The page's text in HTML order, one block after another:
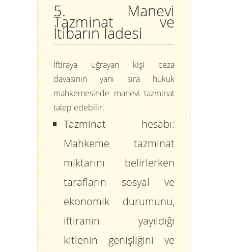
5. Manevi
Tazminat ve
İtibarın İadesi
İftiraya uğrayan kişi ceza
davasının yanı sıra hukuk
mahkemesinde manevi tazminat
talep edebilir:
Tazminat hesabı:
Mahkeme tazminat
miktarını belirlerken
tarafların sosyal ve
ekonomik durumunu,
iftiranın yayıldığı
kitlenin genişliğini ve